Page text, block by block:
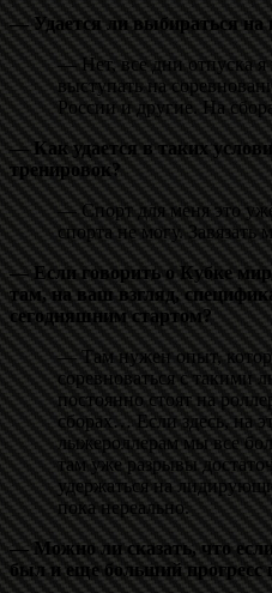
— Удается ли выбираться на
— Нет, все дни отпуска я
выступать на
России и другие. На
— Как удается в таких
тренировок?
— Спорт для меня это
спорта не могу. Завязать
— Если говорить о Кубке
там, на ваш взгляд,
сегодняшним стартом?
— Там нужен опыт,
соревноваться с такими
постоянно стоят на
сборах… Если здесь, на
лыжероллерам мы все
там уже разрывы
удержаться на
пока нереально.
— Можно ли сказать, что
был и еще больший прогресс